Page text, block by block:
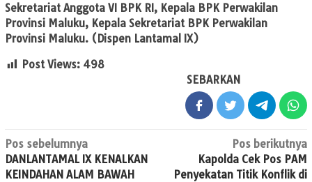
Sekretariat Anggota VI BPK RI, Kepala BPK Perwakilan
Provinsi Maluku, Kepala Sekretariat BPK Perwakilan
Provinsi Maluku. (Dispen Lantamal IX)
Post Views: 498
SEBARKAN
Navigasi
pos
Pos sebelumnya
DANLANTAMAL IX KENALKAN
KEINDAHAN ALAM BAWAH
Pos berikutnya
Kapolda Cek Pos PAM
Penyekatan Titik Konflik di